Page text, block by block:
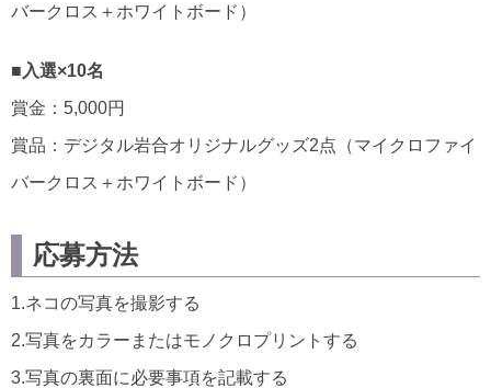
バークロス＋ホワイトボード）
■入選×10名
賞金：5,000円
賞品：デジタル岩合オリジナルグッズ2点（マイクロファイ
バークロス＋ホワイトボード）
応募方法
1.ネコの写真を撮影する
2.写真をカラーまたはモノクロプリントする
3.写真の裏面に必要事項を記載する